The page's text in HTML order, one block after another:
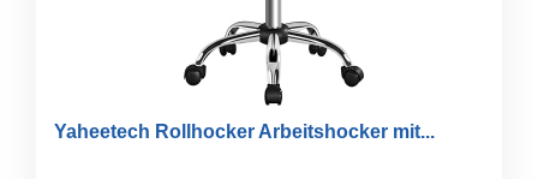
Yaheetech Rollhocker Arbeitshocker mit...